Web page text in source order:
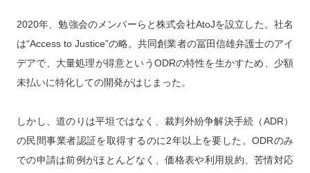
2020年、勉強会のメンバーらと株式会社AtoJを設立した。社名
は“Access to Justice”の略。共同創業者の冨田信雄弁護士のアイ
デアで、大量処理が得意というODRの特性を生かすため、少額
未払いに特化しての開発がはじまった。
しかし、道のりは平坦ではなく、裁判外紛争解決手続（ADR）
の民間事業者認証を取得するのに2年以上を要した。ODRのみ
での申請は前例がほとんどなく、価格表や利用規約、苦情対応